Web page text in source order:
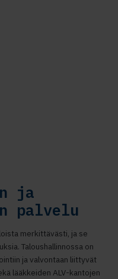
ja
palvelu
merkittävästi, ja se
Taloushallinnossa on
ja valvontaan liittyvät
lääkkeiden ALV-kantojen